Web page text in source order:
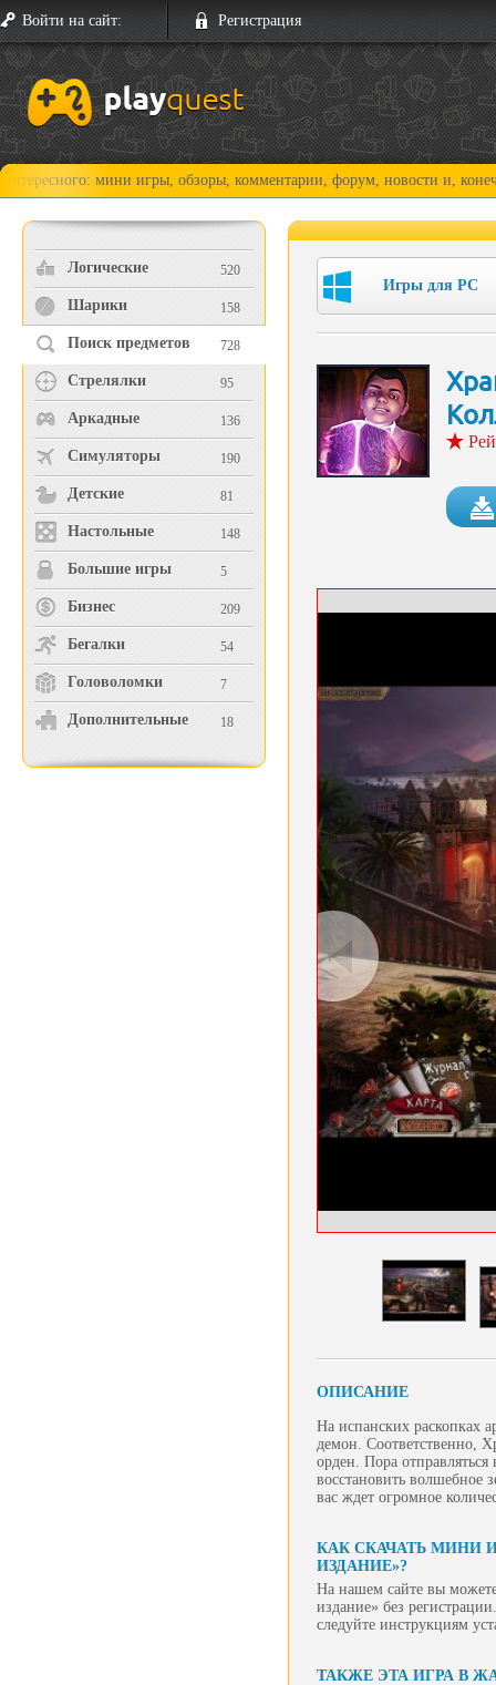
Войти на сайт: Регистрация
мини игры, обзоры, комментарии, форум, новости и, конечно,
Логические 520
Шарики 158
Поиск предметов 728
Стрелялки 95
Аркадные 136
Симуляторы 190
Детские 81
Настольные 148
Большие игры 5
Бизнес 209
Бегалки 54
Головоломки 7
Дополнительные 18
Игры для PC
ОПИСАНИЕ
На испанских раскопках
демон. Соответственно,
орден. Пора
восстановить волшебное
вас ждет огромное
КАК СКАЧАТЬ МИНИ
ИЗДАНИЕ»?
На нашем сайте вы
издание» без
следуйте инструкциям
ТАКЖЕ ЭТА ИГРА В